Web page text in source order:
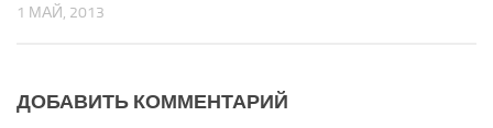
1 МАЙ, 2013
ДОБАВИТЬ КОММЕНТАРИЙ